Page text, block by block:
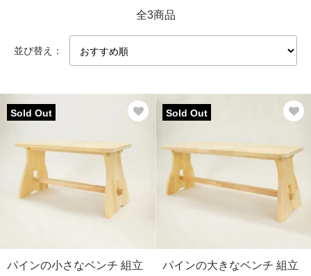
全3商品
並び替え：
Sold Out
パインの小さなベンチ 組立
Sold Out
パインの大きなベンチ 組立